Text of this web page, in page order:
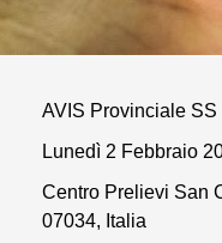
AVIS Provinciale SS
Lunedì 2 Febbraio
Centro Prelievi San
07034, Italia